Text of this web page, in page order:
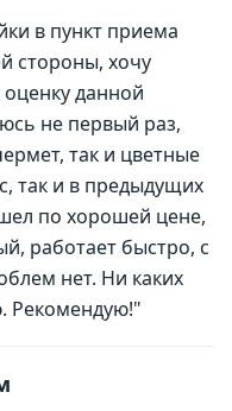
в пункт приема
стороны, хочу
данной
не первый раз,
так и цветные
так и в предыдущих
по хорошей цене,
работает быстро, с
нет. Ни каких
Рекомендую!"